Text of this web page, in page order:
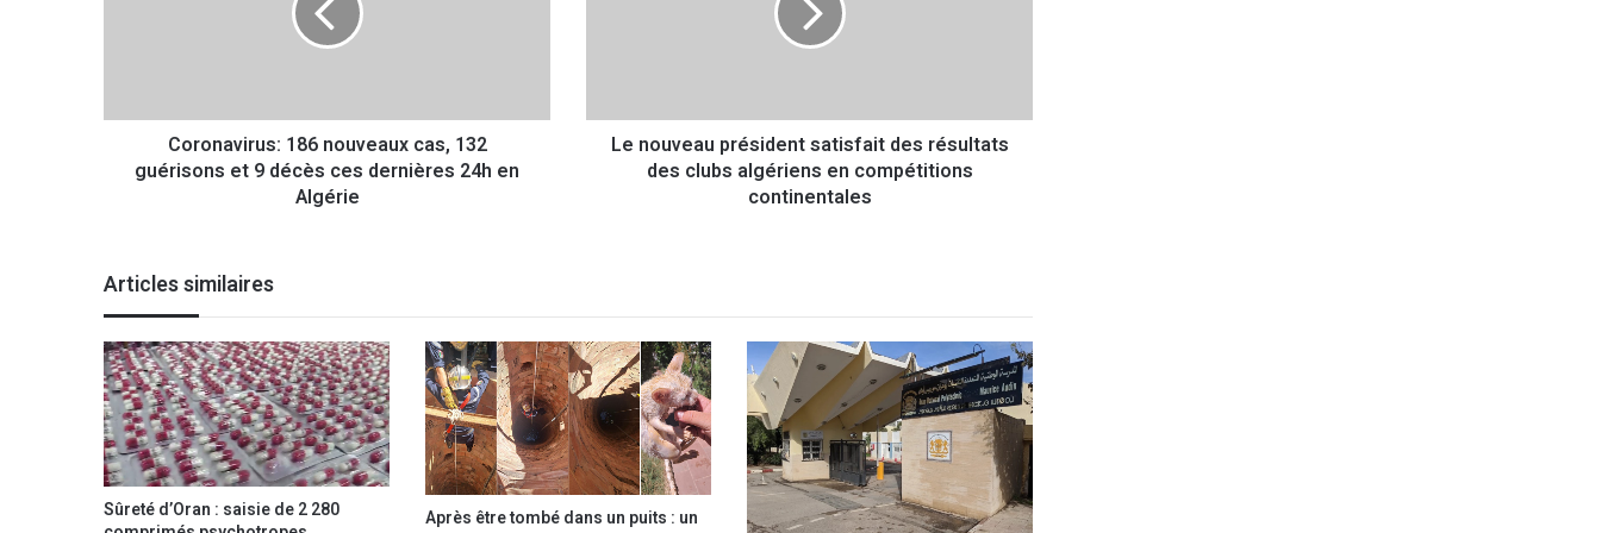
r
n
o
u
v
e
a
u
x
c
a
Coronavirus: 186 nouveaux cas, 132
guérisons et 9 décès ces dernières 24h en
Algérie
u
n
t
s
a
t
i
s
f
a
Le nouveau président satisfait des résultats
des clubs algériens en compétitions
continentales
Articles similaires
Sûreté d’Oran : saisie de 2 280
Après être tombé dans un puits : un